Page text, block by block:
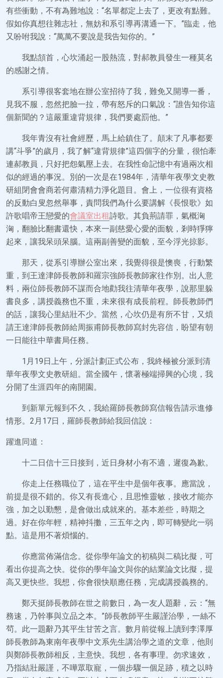
有些衝動，不有為難地說：“名單都定上去了，更改有點難。
假如你真想往雜志社，無妨和系引導再溝通一下。”臨走，他
又吩咐我說：“萬萬不要說是我告知你的。”
我點頷首，心坎涌起一股熱流，對郝教員發生一種莫名
的感謝之情。
系引導很客套地在辦公室招待了我，難免又開導一番，
見我不服，忽然把臉一拉，帶有怒斥的口氣說：“誰告知你這
個新聞的？這嚴重違背規律，我們要處罰他。”
我年青沒有社會經歷，馬上給鎮住了。顛末了凡事都要
講“斗爭”的歲月，我了解“違背規律”這四個字的分量，很怕牽
連郝教員，只好把怨氣壓上去。在我性命記憶中有過兩次相
似的經過的事況。別的一次是在1984年，清華年夜學文史教
研組閉會會商若何肅清精力淨化題目。會上，一位很有資格
的反動白叟忽然舉事，責問我們為什么要講解《長恨歌》如
許歌唱帝王戀愛的會議室出租詩歌。其負荊請罪，氣概洶
洶，翻臉比翻書還快，本來一副慈愛心愛的面貌，剎時猙獰
起來，讓我呆頭呆腦。這兩副善變的面貌，至今浮光掠影。
那天，從系引導辦公室出來，我覺得很是懊喪，行動繁
重，到王達津師長教師和羅宗強師長教師家往作別。出人意
料，兩位師長教師不謀而合地勸我往清華年夜學，說那里躲
書良多，講授義務也不重，未來很有成長前程。師長教師們
的話，讓我心里結壯不少。當然，心坎仍是有所不甘，又煩
請王達津師長教師給周振甫師長教師寫封先容信，盼望有朝
一日能往中華書局任務。
1月19日上午，分派計劃正式公布，我終極被分派到清
華年夜學文史教研組。當全國午，懷著極端掃興的心境，我
分開了生涯四年的南開園。
到新單元報到不久，我給羅師長教師寫信報告請示進修
情形。2月17日，羅師長教師給我回信說：
躍進同道：
十二日信十三日接到，近日身材小有不適，遲復為歉。
你走上任務職位了，這在平生中是個年夜事。應當說，
前提是很不錯的。你又有長進心，且思惟靈敏，接收才能亦
強，加之以勤懇，是會做出成就來的。基本差些，時期之
過。好在你年輕，精神抖擻，三五年之內，即可轉變此一弱
點。這是用不著煩惱的。
你應當佈滿信念。從你學年論文的初稿與二稿比擬，可
看出你提高之快。從你的學年論文與你的結業論文比擬，提
高又更快些。我想，你會很快順應任務，完成講授義務的。
鄭天挺師長教師在世之前數日，為一友人題辭，云：“無
務速，乃幹事與立品之本。”師長教師平生嚴謹治學，一絲不
茍。此一題辭乃其平生甘苦之言。數月前從報上讀到李澤厚
師長教師為東南年夜學中文系先生講治學之道的文章，他則
與鄭師長教師相反，主意快。我想，各有事理。勿求速效，
乃指結壯嚴謹，不嘩眾取寵，一個步驟一個足跡，積之以時